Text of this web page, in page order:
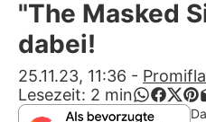
App
"The Masked
dabei!
25.11.23, 11:36 -
Lesezeit: 2 min